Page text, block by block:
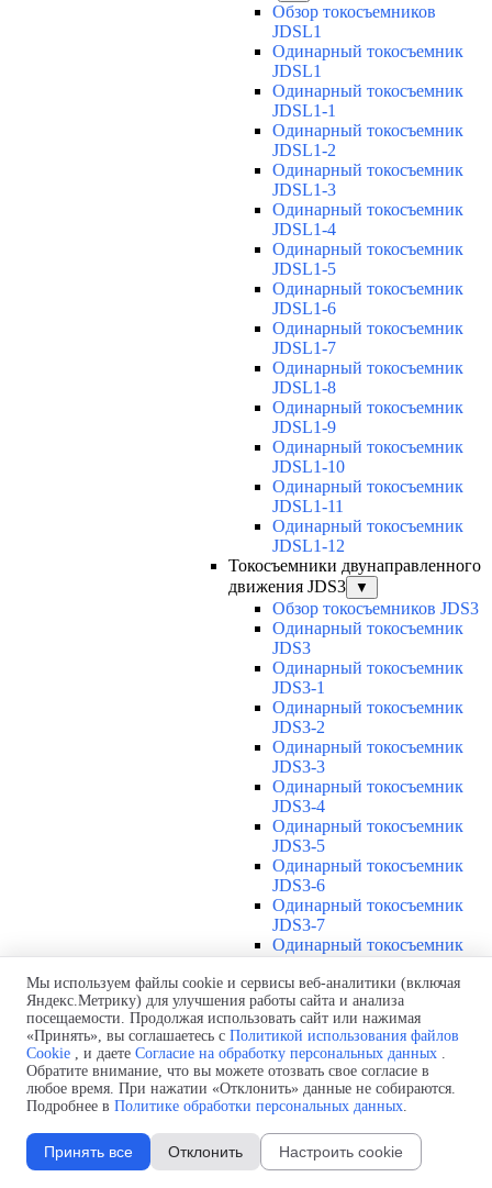
Обзор токосъемников
JDSL1
Одинарный токосъемник
JDSL1
Одинарный токосъемник
JDSL1-1
Одинарный токосъемник
JDSL1-2
Одинарный токосъемник
JDSL1-3
Одинарный токосъемник
JDSL1-4
Одинарный токосъемник
JDSL1-5
Одинарный токосъемник
JDSL1-6
Одинарный токосъемник
JDSL1-7
Одинарный токосъемник
JDSL1-8
Одинарный токосъемник
JDSL1-9
Одинарный токосъемник
JDSL1-10
Одинарный токосъемник
JDSL1-11
Одинарный токосъемник
JDSL1-12
Токосъемники двунаправленного
движения JDS3
▼
Обзор токосъемников JDS3
Одинарный токосъемник
JDS3
Одинарный токосъемник
JDS3-1
Одинарный токосъемник
JDS3-2
Одинарный токосъемник
JDS3-3
Одинарный токосъемник
JDS3-4
Одинарный токосъемник
JDS3-5
Одинарный токосъемник
JDS3-6
Одинарный токосъемник
JDS3-7
Одинарный токосъемник
Одинарный токосъемник
JDS3-9
Одинарный токосъемник
JDS3-10
Одинарный токосъемник
JDS3-11
Одинарный токосъемник
Соединения U12
Защитная оболочка для
Мы используем файлы cookie и сервисы веб-аналитики (включая
Яндекс.Метрику) для улучшения работы сайта и анализа
посещаемости. Продолжая использовать сайт или нажимая
«Принять», вы соглашаетесь с Политикой использования файлов
Cookie , и даете Согласие на обработку персональных данных .
Обратите внимание, что вы можете отозвать свое согласие в
любое время. При нажатии «Отклонить» данные не собираются.
Подробнее в Политике обработки персональных данных.
Принять все Отклонить Настроить cookie